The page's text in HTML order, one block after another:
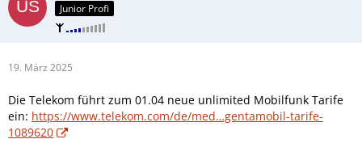
Junior Profi
19. März 2025
Die Telekom führt zum 01.04 neue unlimited Mobilfunk Tarife
ein: https://www.telekom.com/de/med…gentamobil-tarife-
1089620